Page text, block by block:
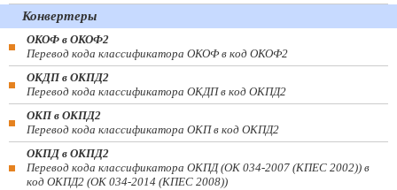
Конвертеры
ОКОФ в ОКОФ2
Перевод кода классификатора ОКОФ в код ОКОФ2
ОКДП в ОКПД2
Перевод кода классификатора ОКДП в код ОКПД2
ОКП в ОКПД2
Перевод кода классификатора ОКП в код ОКПД2
ОКПД в ОКПД2
Перевод кода классификатора ОКПД (ОК 034-2007 (КПЕС 2002)) в
код ОКПД2 (ОК 034-2014 (КПЕС 2008))